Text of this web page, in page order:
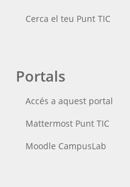
Cerca el teu Punt TIC
Portals
Accés a aquest portal
Mattermost Punt TIC
Moodle CampusLab